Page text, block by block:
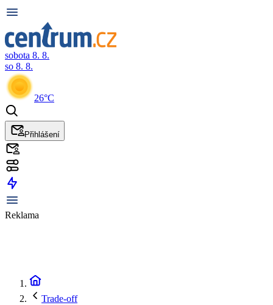
sobota 8. 8.
so 8. 8.
26°C
Přihlášení
Reklama
Trade-off